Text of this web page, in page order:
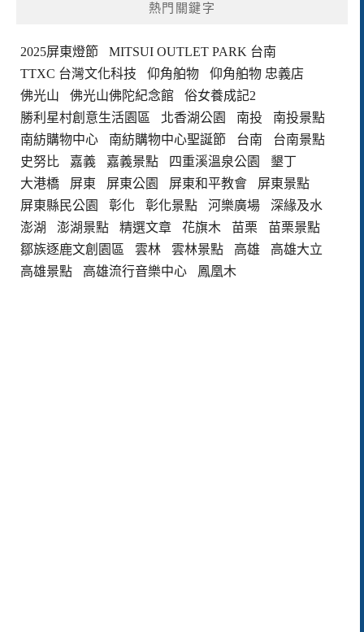
熱門關鍵字
2025屏東燈節
MITSUI OUTLET PARK 台南
TTXC 台灣文化科技
仰角舶物
仰角舶物 忠義店
佛光山
佛光山佛陀紀念館
俗女養成記2
勝利星村創意生活園區
北香湖公園 南投
南投景點
南紡購物中心
南紡購物中心聖誕節 台南
台南景點
史努比
嘉義 嘉義景點 四重溪溫泉公園
墾丁
大港橋
屏東 屏東公園 屏東和平教會
屏東景點
屏東縣民公園
彰化 彰化景點 河樂廣場
深緣及水
澎湖
澎湖景點 精選文章 花旗木 苗栗
苗栗景點
鄒族逐鹿文創園區
雲林 雲林景點 高雄
高雄大立
高雄景點
高雄流行音樂中心 鳳凰木